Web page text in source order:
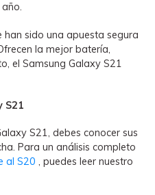
han sido una apuesta segura
la mejor batería,
el Samsung Galaxy S21
S21
S21, debes conocer sus
Para un análisis completo
al S20 , puedes leer nuestro